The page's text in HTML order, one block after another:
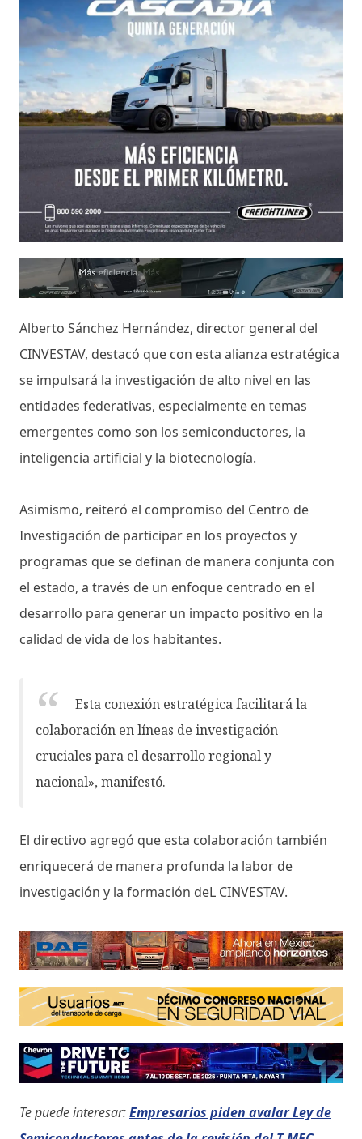
Alberto Sánchez Hernández, director general del
CINVESTAV, destacó que con esta alianza estratégica
se impulsará la investigación de alto nivel en las
entidades federativas, especialmente en temas
emergentes como son los semiconductores, la
inteligencia artificial y la biotecnología.
Asimismo, reiteró el compromiso del Centro de
Investigación de participar en los proyectos y
programas que se definan de manera conjunta con
el estado, a través de un enfoque centrado en el
desarrollo para generar un impacto positivo en la
calidad de vida de los habitantes.
Esta conexión estratégica facilitará la
colaboración en líneas de investigación
cruciales para el desarrollo regional y
nacional», manifestó.
El directivo agregó que esta colaboración también
enriquecerá de manera profunda la labor de
investigación y la formación deL CINVESTAV.
Te puede interesar:Empresarios piden avalar Ley de